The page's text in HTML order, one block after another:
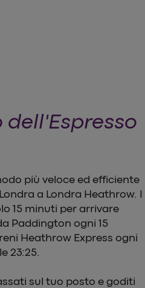
più veloce ed efficiente
a Londra Heathrow. I
15 minuti per arrivare
Paddington ogni 15
Heathrow Express ogni
23:25.
sul tuo posto e goditi